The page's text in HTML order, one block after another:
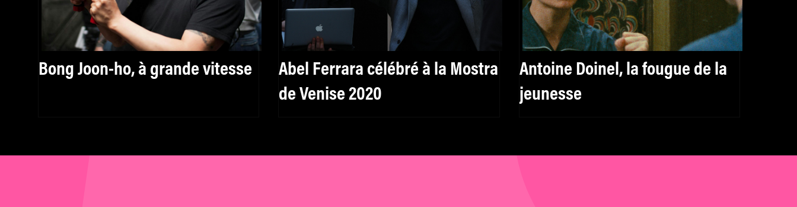
Bong Joon-ho, à grande vitesse
Abel Ferrara célébré à la Mostra
de Venise 2020
Antoine Doinel, la fougue de la
jeunesse